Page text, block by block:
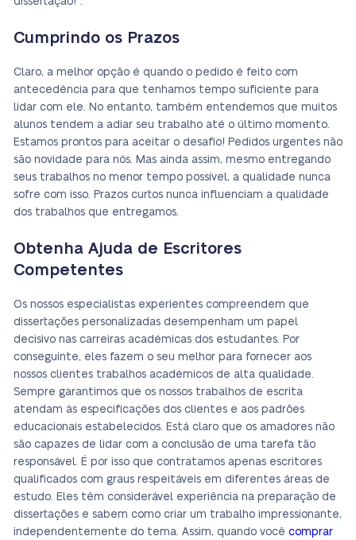
Cumprindo os Prazos
Claro, a melhor opção é quando o pedido é feito com
antecedência para que tenhamos tempo suficiente para
lidar com ele. No entanto, também entendemos que muitos
alunos tendem a adiar seu trabalho até o último momento.
Estamos prontos para aceitar o desafio! Pedidos urgentes não
são novidade para nós. Mas ainda assim, mesmo entregando
seus trabalhos no menor tempo possível, a qualidade nunca
sofre com isso. Prazos curtos nunca influenciam a qualidade
dos trabalhos que entregamos.
Obtenha Ajuda de Escritores
Competentes
Os nossos especialistas experientes compreendem que
dissertações personalizadas desempenham um papel
decisivo nas carreiras académicas dos estudantes. Por
conseguinte, eles fazem o seu melhor para fornecer aos
nossos clientes trabalhos académicos de alta qualidade.
Sempre garantimos que os nossos trabalhos de escrita
atendam às especificações dos clientes e aos padrões
educacionais estabelecidos. Está claro que os amadores não
são capazes de lidar com a conclusão de uma tarefa tão
responsável. É por isso que contratamos apenas escritores
qualificados com graus respeitáveis em diferentes áreas de
estudo. Eles têm considerável experiência na preparação de
dissertações e sabem como criar um trabalho impressionante,
independentemente do tema. Assim, quando você comprar